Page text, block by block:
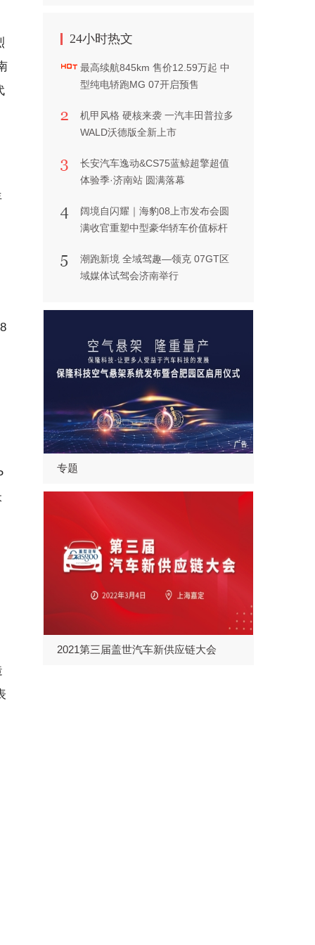
24小时热文
最高续航845km 售价12.59万起 中
型纯电轿跑MG 07开启预售
机甲风格 硬核来袭 一汽丰田普拉多
WALD沃德版全新上市
长安汽车逸动&CS75蓝鲸超擎超值
体验季·济南站 圆满落幕
阔境自闪耀｜海豹08上市发布会圆
满收官重塑中型豪华轿车价值标杆
潮跑新境 全域驾趣—领克 07GT区
域媒体试驾会济南举行
专题
2021第三届盖世汽车新供应链大会